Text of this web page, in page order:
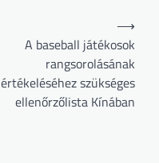
A baseball játékosok
rangsorolásának
értékeléséhez szükséges
ellenőrzőlista Kínában
⟶